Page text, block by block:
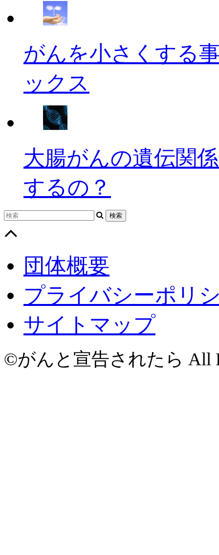
がんを小さくする
ックス
大腸がんの遺伝関
するの？
団体概要
プライバシーポリ
サイトマップ
©がんと宣告されたら All